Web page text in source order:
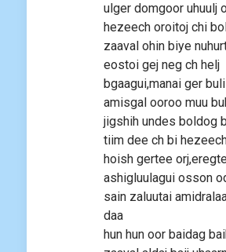
ulger domgoor uhuulj
hezeech oroitoj chi
zaaval ohin biye
eostoi gej neg ch helj
bgaagui,manai ger
amisgal ooroo muu
jigshih undes boldog
tiim dee ch bi
hoish gertee
ashigluulagui osson
sain zaluutai
daa
hun hun oor baidag